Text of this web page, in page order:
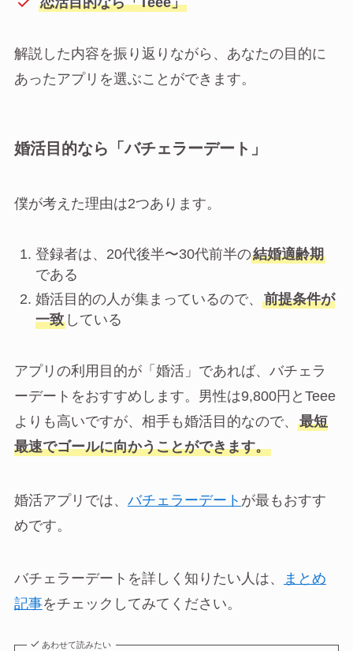
解説した内容を振り返りながら、あなたの目的に
あったアプリを選ぶことができます。
婚活目的なら「バチェラーデート」
僕が考えた理由は2つあります。
登録者は、20代後半〜30代前半の結婚適齢期
である
婚活目的の人が集まっているので、 前提条件が
一致している
アプリの利用目的が「婚活」であれば、バチェラ
ーデートをおすすめします。男性は9,800円とTeee
よりも高いですが、相手も婚活目的なので、 最短
最速でゴールに向かうことができます。
婚活アプリでは、 バチェラーデート が最もおすす
めです。
バチェラーデートを詳しく知りたい人は、
まとめ
記事をチェックしてみてください。
あわせて読みたい